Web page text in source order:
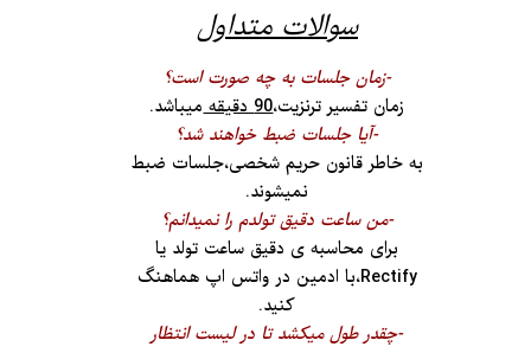
-زمان جلسات به چه صورت است؟
زمان تفسیر ترنزیت،90 دقیقه
میباشد.
-آیا جلسات ضبط خواهند شد؟
به خاطر قانون حریم شخصی،جلسات ضبط
نمیشوند.
-من ساعت دقیق تولدم را نمیدانم؟
برای محاسبه ی دقیق ساعت تولد یا
Rectify،با ادمین در واتس اپ هماهنگ
کنید.
-چقدر طول میکشد تا در لیست انتظار
سوالات متداول​​​​​​​